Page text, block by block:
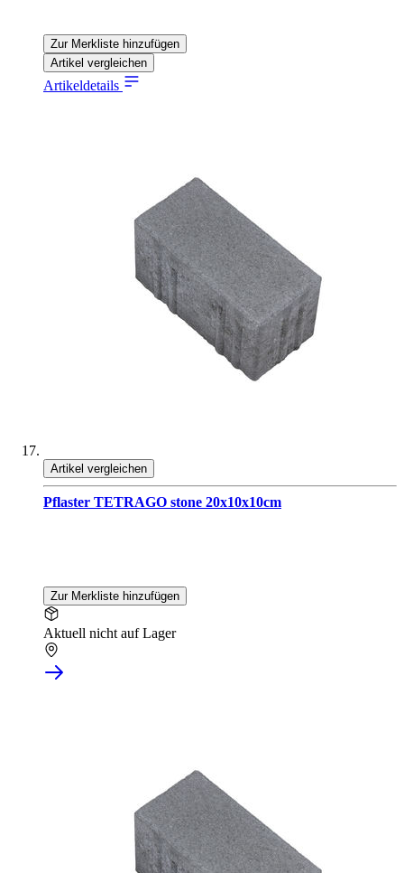
Zur Merkliste hinzufügen
Artikel vergleichen
Artikeldetails
Artikel vergleichen
Pflaster TETRAGO stone 20x10x10cm
Zur Merkliste hinzufügen
Aktuell nicht auf Lager